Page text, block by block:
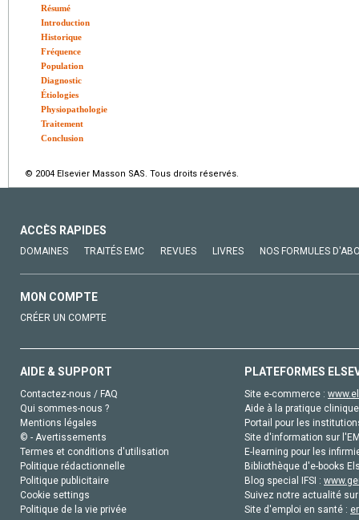
Résumé
Introduction
Historique
Fréquence
Population
Diagnostic
Étiologies
Physiopathologie
Traitement
Conclusion
© 2004 Elsevier Masson SAS. Tous droits réservés.
ACCÈS RAPIDES
DOMAINES TRAITÉS EMC REVUES LIVRES NOS FORMULES
MON COMPTE
CRÉER UN COMPTE
AIDE & SUPPORT
Contactez-nous / FAQ
Qui sommes-nous ?
Mentions légales
© - Avertissements
Termes et conditions d'utilisation
Politique rédactionnelle
Politique publicitaire
Cookie settings
Politique de la vie privée
PLATEFORMES
Site e-commerce :
Aide à la pratique
Portail pour les
Site d'information sur
E-learning pour les
Bibliothèque d'e-books
Blog special IFSI :
Suivez notre actualité
Site d'emploi en santé :